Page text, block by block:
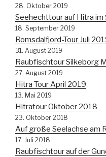
28. Oktober 2019
Seehechttour auf Hitra
18. September 2019
Romsdalfjord-Tour Juli
31. August 2019
Raubfischtour Silkeborg
27. August 2019
Hitra Tour April 2019
13. Mai 2019
Hitratour Oktober 2018
23. Oktober 2018
Auf große Seelachse am
17. Juli 2018
Raubfischtour auf der